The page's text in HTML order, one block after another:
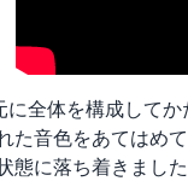
全体を構成して
た音色をあては
態に落ち着きまし